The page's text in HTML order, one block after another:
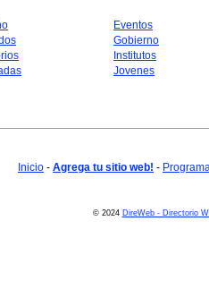
Eventos
Gobierno
Institutos
Jovenes
Inicio - Agrega tu sitio web! -
© 2024 DireWeb - Directorio